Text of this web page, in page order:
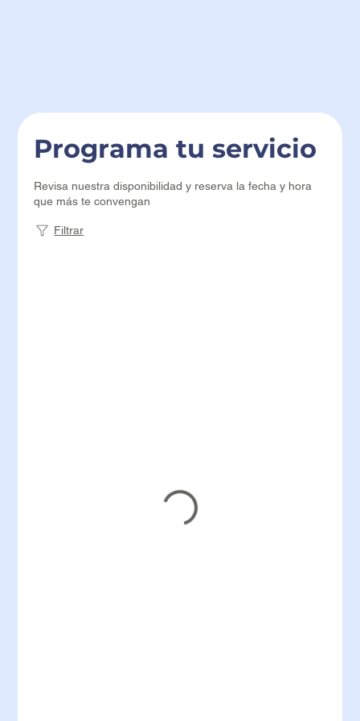
Programa tu servicio
Revisa nuestra disponibilidad y reserva la fecha y hora
que más te convengan
Filtrar